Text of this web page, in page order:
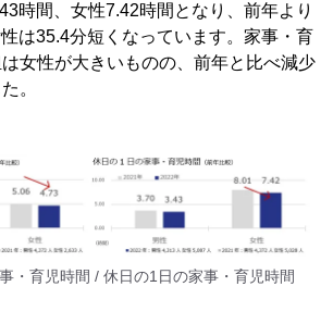
時間、女性7.42時間となり、前年より
は35.4分短くなっています。家事・育
女性が大きいものの、前年と比べ減少
。
・育児時間 / 休日の1日の家事・育児時間